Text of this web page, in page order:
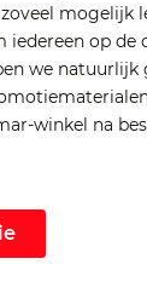
mogelijk
iedereen op de
we natuurlijk
winkel na